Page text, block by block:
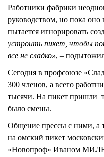
Работники фабрики
руководством, но пока оно
пытается игнорировать
устроить пикет, чтобы
все не сладко», –
Сегодня в профсоюзе
300 членов, а всего
тысячи. На пикет пришли
было смены.
Общение прессы с ними, а
на омский пикет
«Новопроф» Иваном